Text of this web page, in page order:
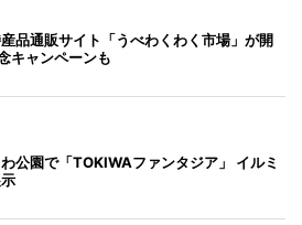
品通販サイト「うべわくわく市場」が開
キャンペーンも
公園で「TOKIWAファンタジア」 イルミ